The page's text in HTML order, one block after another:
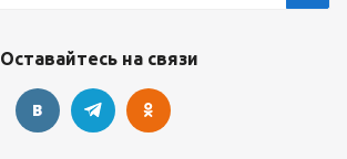
Оставайтесь на связи